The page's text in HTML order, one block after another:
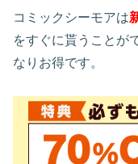
コミックシーモアは
をすぐに貰うことが
なりお得です。